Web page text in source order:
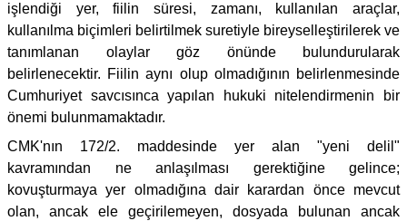
işlendiği yer, fiilin süresi, zamanı, kullanılan araçlar,
kullanılma biçimleri belirtilmek suretiyle bireyselleştirilerek ve
tanımlanan olaylar göz önünde bulundurularak
belirlenecektir. Fiilin aynı olup olmadığının belirlenmesinde
Cumhuriyet savcısınca yapılan hukuki nitelendirmenin bir
önemi bulunmamaktadır.
CMK'nın 172/2. maddesinde yer alan "yeni delil"
kavramından ne anlaşılması gerektiğine gelince;
kovuşturmaya yer olmadığına dair karardan önce mevcut
olan, ancak ele geçirilemeyen, dosyada bulunan ancak